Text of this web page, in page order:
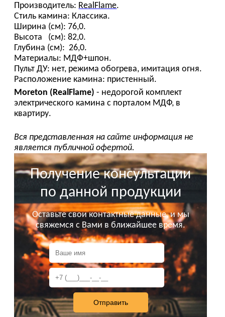
Производитель: RealFlame.
Cтиль камина: Классика.
Ширина (см): 76,0.
Высота (см): 82,0.
Глубина (см): 26,0.
Материалы: МДФ+шпон.
Пульт ДУ: нет, режима обогрева, имитация огня.
Расположение камина: пристенный.
Moreton (RealFlame) - недорогой комплект
электрического камина с порталом МДФ, в
квартиру.
Вся представленная на сайте информация не
является публичной офертой.
Получение консультации
по данной продукции
Оставьте свои контактные данные, и мы
свяжемся с Вами в ближайшее время.